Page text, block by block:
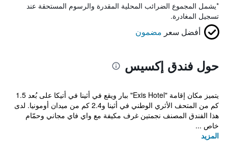
*يشمل المجموع الضرائب المحلية المقدرة والرسوم المستحقة عند
تسجيل المغادرة.
أفضل سعر مضمون
حول فندق إكسيس
يتميز مكان إقامة "Exis Hotel" ببار ويقع في أثينا في أتيكا على بُعد 1.5
كم من المتحف الأثري الوطني في أثينا و2.4 كم من ميدان أومونيا. لدى
هذا الفندق المصنف نجمتين غرف مكيفة مع واي فاي مجاني وحمّام
خاص ...
المزيد